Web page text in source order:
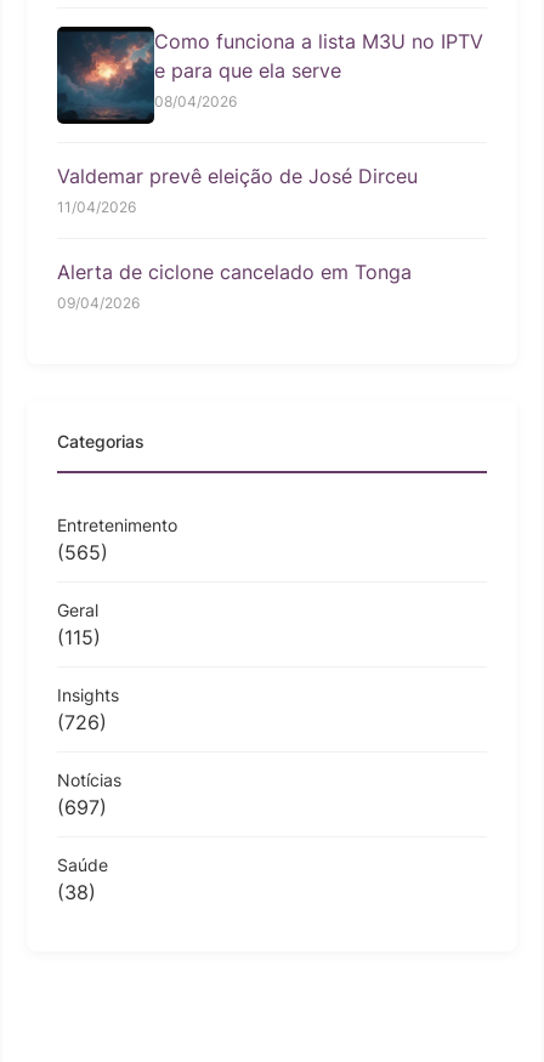
Como funciona a lista M3U no IPTV
e para que ela serve
08/04/2026
Valdemar prevê eleição de José Dirceu
11/04/2026
Alerta de ciclone cancelado em Tonga
09/04/2026
Categorias
Entretenimento
(565)
Geral
(115)
Insights
(726)
Notícias
(697)
Saúde
(38)